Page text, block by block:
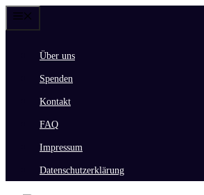
Zum
springenÜber uns
Spenden
Kontakt
FAQ
Impressum
Datenschutzerklärung